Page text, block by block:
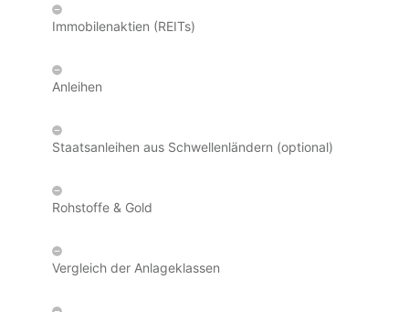
Immobilenaktien (REITs)
Anleihen
Staatsanleihen aus Schwellenländern (optional)
Rohstoffe & Gold
Vergleich der Anlageklassen